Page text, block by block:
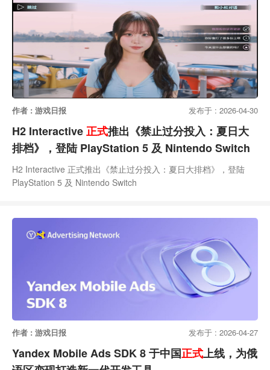
作者 : 游戏日报 发布于 : 2026-04-30
H2 Interactive正式推出《禁止过分投入：夏日大
排档》，登陆 PlayStation 5 及 Nintendo Switch
H2 Interactive 正式推出《禁止过分投入：夏日大排档》，登陆
PlayStation 5 及 Nintendo Switch
作者 : 游戏日报 发布于 : 2026-04-27
Yandex Mobile Ads SDK 8 于中国正式上线，为俄